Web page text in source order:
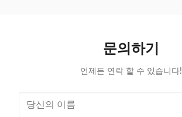
after expending. (1)
문의하기
언제든 연락 할 수 있습니다!